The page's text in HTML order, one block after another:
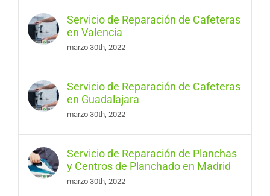
Servicio de Reparación de Cafeteras
en Valencia
marzo 30th, 2022
Servicio de Reparación de Cafeteras
en Guadalajara
marzo 30th, 2022
Servicio de Reparación de Planchas
y Centros de Planchado en Madrid
marzo 30th, 2022